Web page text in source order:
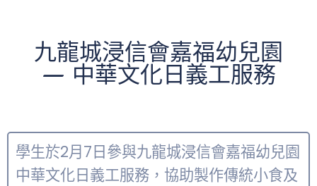
九龍城浸信會嘉福幼兒園
— 中華文化日義工服務
學生於2月7日參與九龍城浸信會嘉福幼兒園
中華文化日義工服務，協助製作傳統小食及